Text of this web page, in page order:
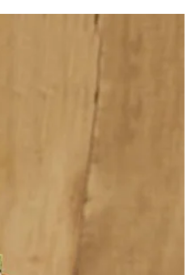
de ui en snijd de knoflook
tomaat toe en bak 1 minuut
de ketjap erdoor en breng op
min. gaar. Eventueel vervangen
Wentel ze door wat bloem